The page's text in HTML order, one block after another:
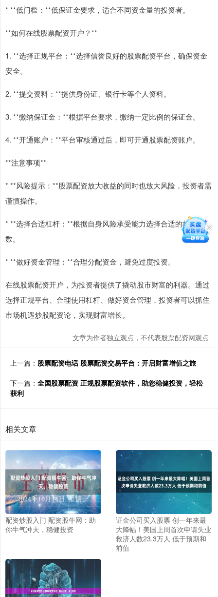
* **低门槛：**低保证金要求，适合不同资金量的投资者。
**如何在线股票配资开户？**
1. **选择正规平台：**选择信誉良好的股票配资平台，确保资金
安全。
2. **提交资料：**提供身份证、银行卡等个人资料。
3. **缴纳保证金：**根据平台要求，缴纳一定比例的保证金。
4. **开通账户：**平台审核通过后，即可开通股票配资账户。
**注意事项**
* **风险提示：**股票配资放大收益的同时也放大风险，投资者需
谨慎操作。
* **选择合适杠杆：**根据自身风险承受能力选择合适的杠杆倍
数。
* **做好资金管理：**合理分配资金，避免过度投资。
在线股票配资开户，为投资者提供了撬动股市财富的利器。通过
选择正规平台、合理使用杠杆、做好资金管理，投资者可以抓住
市场机遇炒股配资论，实现财富增长。
文章为作者独立观点，不代表股票配资网观点
上一篇： 股票配资电话 股票配资交易平台：开启财富增值之旅
下一篇： 全国股票配资 正规股票配资软件，助您稳健投资，轻松
获利
相关文章
配资炒股入门 配资股牛网：助
你牛气冲天，稳健投资
证金公司买入股票 创一年来最
大降幅！美国上周首次申请失业
救济人数23.3万人 低于预期和
前值